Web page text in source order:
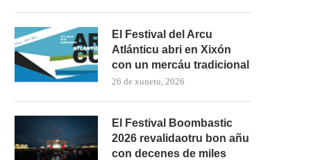
El Festival del Arcu
Atlánticu abri en Xixón
con un mercáu tradicional
26 de xunetu, 2026
El Festival Boombastic
2026 revalidaotru bon añu
con decenes de miles